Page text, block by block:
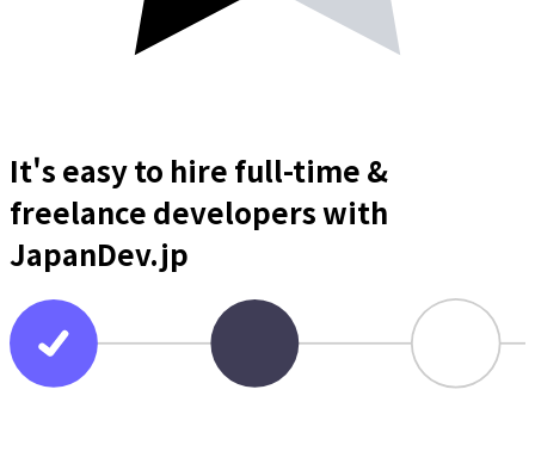
It's easy to hire full-time &
freelance developerswith
JapanDev.jp